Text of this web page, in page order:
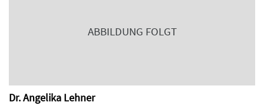
ABBILDUNG FOLGT
Dr. Angelika Lehner